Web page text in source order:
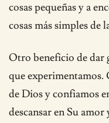
cosas pequeñas y a
cosas más simples de
Otro beneficio de dar
que experimentamos.
de Dios y confiamos
descansar en Su